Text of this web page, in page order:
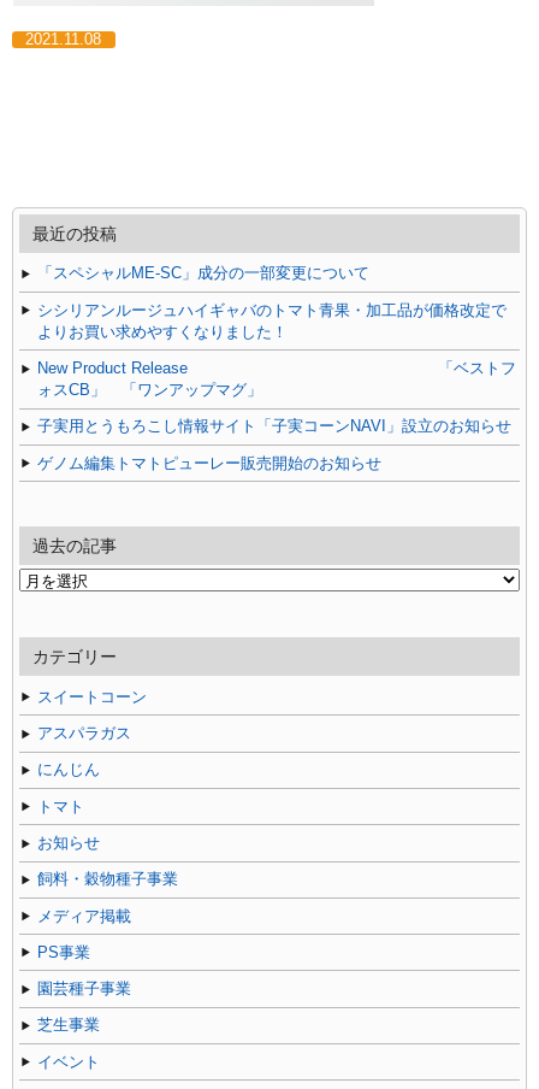
2021.11.08
最近の投稿
「スペシャルME-SC」成分の一部変更について
シシリアンルージュハイギャバのトマト青果・加工品が価格改定で
よりお買い求めやすくなりました！
New Product Release 「ベストフ
ォスCB」 「ワンアップマグ」
子実用とうもろこし情報サイト「子実コーンNAVI」設立のお知らせ
ゲノム編集トマトピューレー販売開始のお知らせ
過去の記事
過
記
事
カテゴリー
スイートコーン
アスパラガス
にんじん
トマト
お知らせ
飼料・穀物種子事業
メディア掲載
PS事業
園芸種子事業
芝生事業
イベント